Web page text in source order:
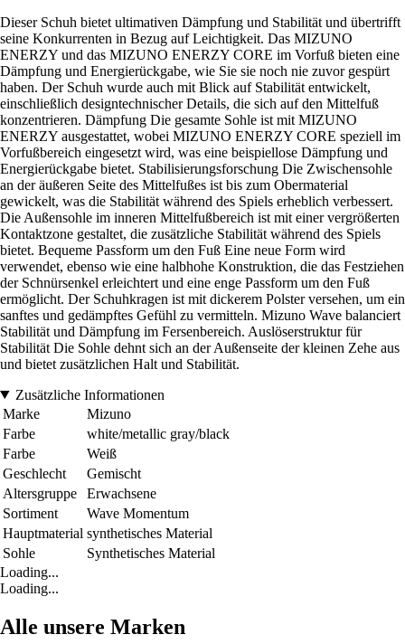
Dieser Schuh bietet ultimativen Dämpfung und Stabilität und übertrifft
seine Konkurrenten in Bezug auf Leichtigkeit. Das MIZUNO
ENERZY und das MIZUNO ENERZY CORE im Vorfuß bieten eine
Dämpfung und Energierückgabe, wie Sie sie noch nie zuvor gespürt
haben. Der Schuh wurde auch mit Blick auf Stabilität entwickelt,
einschließlich designtechnischer Details, die sich auf den Mittelfuß
konzentrieren. Dämpfung Die gesamte Sohle ist mit MIZUNO
ENERZY ausgestattet, wobei MIZUNO ENERZY CORE speziell im
Vorfußbereich eingesetzt wird, was eine beispiellose Dämpfung und
Energierückgabe bietet. Stabilisierungsforschung Die Zwischensohle
an der äußeren Seite des Mittelfußes ist bis zum Obermaterial
gewickelt, was die Stabilität während des Spiels erheblich verbessert.
Die Außensohle im inneren Mittelfußbereich ist mit einer vergrößerten
Kontaktzone gestaltet, die zusätzliche Stabilität während des Spiels
bietet. Bequeme Passform um den Fuß Eine neue Form wird
verwendet, ebenso wie eine halbhohe Konstruktion, die das Festziehen
der Schnürsenkel erleichtert und eine enge Passform um den Fuß
ermöglicht. Der Schuhkragen ist mit dickerem Polster versehen, um ein
sanftes und gedämpftes Gefühl zu vermitteln. Mizuno Wave balanciert
Stabilität und Dämpfung im Fersenbereich. Auslöserstruktur für
Stabilität Die Sohle dehnt sich an der Außenseite der kleinen Zehe aus
und bietet zusätzlichen Halt und Stabilität.
Zusätzliche Informationen
Marke
Mizuno
Farbe
white/metallic gray/black
Farbe
Weiß
Geschlecht
Gemischt
Altersgruppe
Erwachsene
Sortiment
Wave Momentum
Hauptmaterial synthetisches Material
Sohle
Synthetisches Material
Loading...
Loading...
Alle unsere Marken